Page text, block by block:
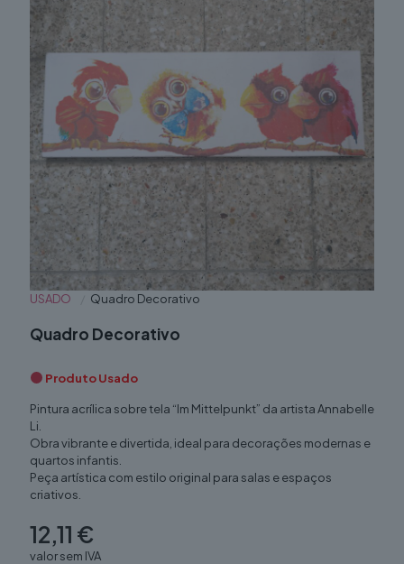
USADO Quadro Decorativo
Quadro Decorativo
Produto Usado
Pintura acrílica sobre tela “Im Mittelpunkt” da artista Annabelle
Li.
Obra vibrante e divertida, ideal para decorações modernas e
quartos infantis.
Peça artística com estilo original para salas e espaços
criativos.
12,11 €
valor sem IVA